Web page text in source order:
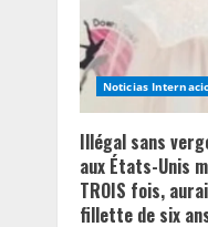
R
e
a
d
Noticias
Illégal sans
aux États-Unis
TROIS fois,
fillette de six